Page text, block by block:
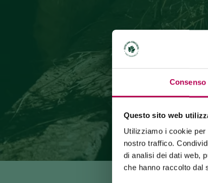
Consenso
Questo sito web
Utilizziamo i cookie
nostro traffico.
di analisi dei dati web,
che hanno raccolto dal